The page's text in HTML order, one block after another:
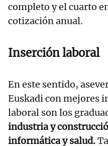
completo y el cuarto
cotización anual.
Inserción laboral
En este sentido,
Euskadi con mejores
laboral son los
industria y
informática y salud.